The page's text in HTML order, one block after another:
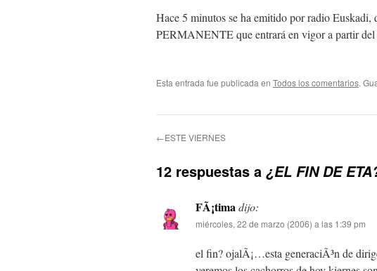
Hace 5 minutos se ha emitido por radio
PERMANENTE que entrará en vigor a partir
Esta entrada fue publicada en Todos los comentarios.
←ESTE VIERNES
12 respuestas a ¿EL FIN DE
FÃ¡timadijo:
miércoles, 22 de marzo (2006) a las 1:39 pm
el fin? ojalÃ¡…esta generaciÃ³n de